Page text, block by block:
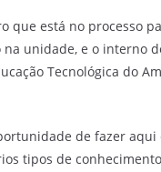
que está no processo
unidade, e o interno
Tecnológica do
de fazer
tipos de